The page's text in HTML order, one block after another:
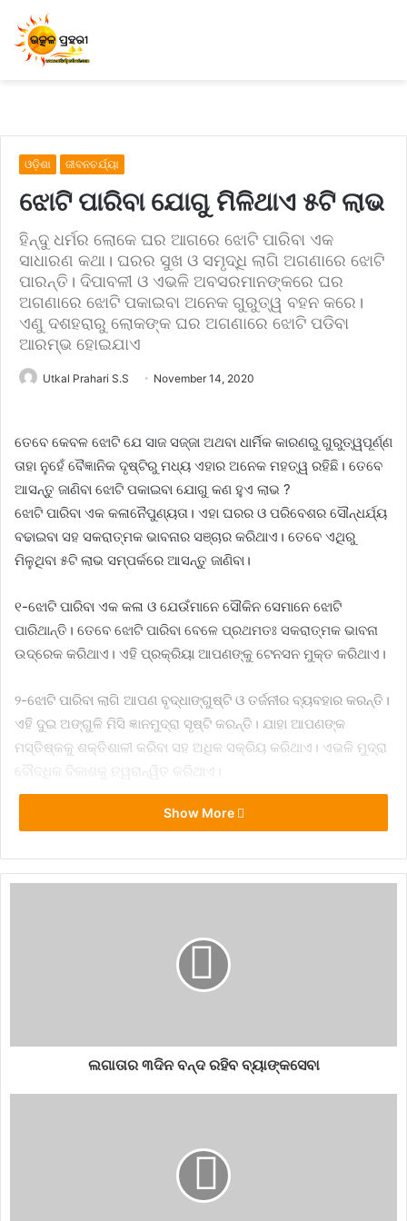
ଓଡ଼ିଶା ଜୀବନଚର୍ଯ୍ୟା
ଝୋଟି ପାରିବା ଯୋଗୁ ମିଳିଥାଏ ୫ଟି ଲାଭ
ହିନ୍ଦୁ ଧର୍ମର ଲୋକେ ଘର ଆଗରେ ଝୋଟି ପାରିବା ଏକ
ସାଧାରଣ କଥା। ଘରର ସୁଖ ଓ ସମୃଦ୍ଧି ଲାଗି ଅଗଣାରେ ଝୋଟି
ପାରନ୍ତି। ଦିପାବଳୀ ଓ ଏଭଳି ଅବସରମାନଙ୍କରେ ଘର
ଅଗଣାରେ ଝୋଟି ପକାଇବା ଅନେକ ଗୁରୁତ୍ୱ ବହନ କରେ।
ଏଣୁ ଦଶହରାରୁ ଲୋକଙ୍କ ଘର ଅଗଣାରେ ଝୋଟି ପଡିବା
ଆରମ୍ଭ ହୋଇଯାଏ
Utkal Prahari S.S November 14, 2020
ତେବେ କେବଳ ଝୋଟି ଯେ ସାଜ ସଜ୍ଜା ଅଥବା ଧାର୍ମିକ କାରଣରୁ ଗୁରୁତ୍ୱପୂର୍ଣ୍ଣ
ତାହା ନୁହେଁ ବୈଜ୍ଞାନିକ ଦୃଷ୍ଟିରୁ ମଧ୍ୟ ଏହାର ଅନେକ ମହତ୍ୱ ରହିଛି। ତେବେ
ଆସନ୍ତୁ ଜାଣିବା ଝୋଟି ପକାଇବା ଯୋଗୁ କଣ ହୁଏ ଲାଭ ?
ଝୋଟି ପାରିବା ଏକ କଳାନୈପୁଣ୍ୟତା। ଏହା ଘରର ଓ ପରିବେଶର ସୌନ୍ଧର୍ଯ୍ୟ
ବଢାଇବା ସହ ସକରାତ୍ମକ ଭାବନାର ସଞ୍ଚାର କରିଥାଏ। ତେବେ ଏଥିରୁ
ମିଳୁଥିବା ୫ଟି ଲାଭ ସମ୍ପର୍କରେ ଆସନ୍ତୁ ଜାଣିବା।
୧-ଝୋଟି ପାରିବା ଏକ କଳା ଓ ଯେଉଁମାନେ ସୌକିନ ସେମାନେ ଝୋଟି
ପାରିଥାନ୍ତି। ତେବେ ଝୋଟି ପାରିବା ବେଳେ ପ୍ରଥମତଃ ସକରାତ୍ମକ ଭାବନା
ଉଦ୍ରେକ କରିଥାଏ। ଏହି ପ୍ରକ୍ରିୟା ଆପଣଙ୍କୁ ଟେନସନ ମୁକ୍ତ କରିଥାଏ।
୨-ଝୋଟି ପାରିବା ଲାଗି ଆପଣ ବୃଦ୍ଧାଙ୍ଗୁଷ୍ଟି ଓ ତର୍ଜନୀର ବ୍ୟବହାର କରନ୍ତି।
ଏହି ଦୁଇ ଅଙ୍ଗୁଳି ମିସି ଜ୍ଞାନମୁଦ୍ରା ସୃଷ୍ଟି କରନ୍ତି। ଯାହା ଆପଣଙ୍କ
ମସ୍ତିଷ୍କକୁ ଶକ୍ତିଶାଳୀ କରିବା ସହ ଅଧିକ ସକ୍ରିୟ କରିଥାଏ। ଏଭଳି ମୁଦ୍ରା
ବୌଦ୍ଧିକ ବିକାଶକୁ ତ୍ୱରାନ୍ୱିତ କରିଥାଏ।
୩-ଆକ୍ୟୁ ପ୍ରେସର ଦୃଷ୍ଟିରୁ ଏହି ମୁଦ୍ରା ଆପଣଙ୍କ ସୁସ୍ଥ ସ୍ୱାସ୍ଥ୍ୟ ଲାଗି
ରକ୍ତଚାପରୁ ମୁକ୍ତ କରିବା ସହ ଆତ୍ମିକ ଶାନ୍ତି ମଧ୍ୟ ପ୍ରଦାନ କରେ।
୪-ରଙ୍ଗ ମଧ୍ୟ ଶରୀର ଉପରେ ସକରାତ୍ମକ ପ୍ରଭାବ ଛାଡିଥାଏ। ଯାହା
Show More
ଲଗାତାର ୩ଦିନ ବନ୍ଦ ରହିବ ବ୍ୟାଙ୍କସେବା